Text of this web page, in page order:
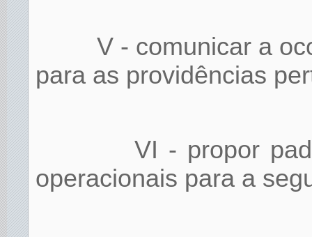
V - comunicar a
para as providências
VI - propor
operacionais para a